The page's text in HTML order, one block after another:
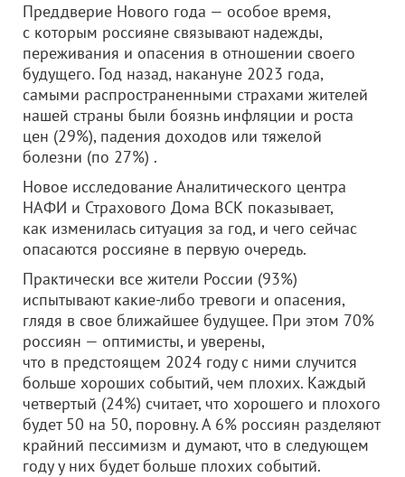
Преддверие Нового года — особое время,
с которым россияне связывают надежды,
переживания и опасения в отношении своего
будущего. Год назад, накануне 2023 года,
самыми распространенными страхами жителей
нашей страны были боязнь инфляции и роста
цен (29%), падения доходов или тяжелой
болезни (по 27%) .
Новое исследование Аналитического центра
НАФИ и Страхового Дома ВСК показывает,
как изменилась ситуация за год, и чего сейчас
опасаются россияне в первую очередь.
Практически все жители России (93%)
испытывают какие-либо тревоги и опасения,
глядя в свое ближайшее будущее. При этом 70%
россиян — оптимисты, и уверены,
что в предстоящем 2024 году с ними случится
больше хороших событий, чем плохих. Каждый
четвертый (24%) считает, что хорошего и плохого
будет 50 на 50, поровну. А 6% россиян разделяют
крайний пессимизм и думают, что в следующем
году у них будет больше плохих событий.